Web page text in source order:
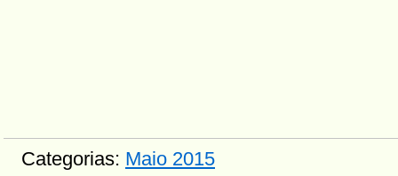
Categorias: Maio 2015